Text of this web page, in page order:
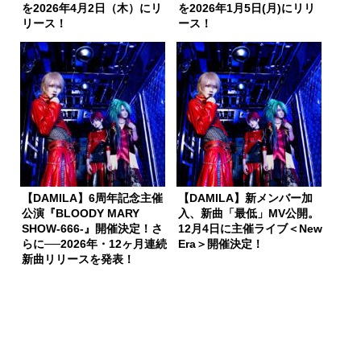
を2026年4月2日（木）にリ
リース！
を2026年1月5日(月)にリリ
ース！
【DAMILA】6周年記念主催
公演『BLOODY MARY
SHOW-666-』開催決定！さ
らに──2026年・12ヶ月連続
新曲リリースを発表！
【DAMILA】新メンバー加
入、新曲「最低」MV公開。
12月4日に主催ライブ＜New
Era＞開催決定！